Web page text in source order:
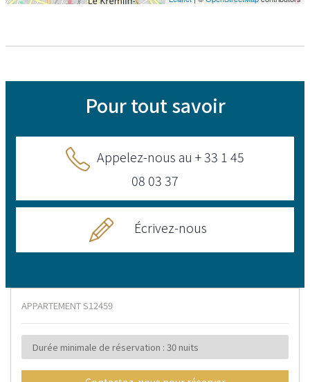
Pour tout savoir
Écrivez-nous
Appelez-nous au + 33 1 45
08 03 37
APPARTEMENTS12459
Durée minimale de réservation : 30 nuits